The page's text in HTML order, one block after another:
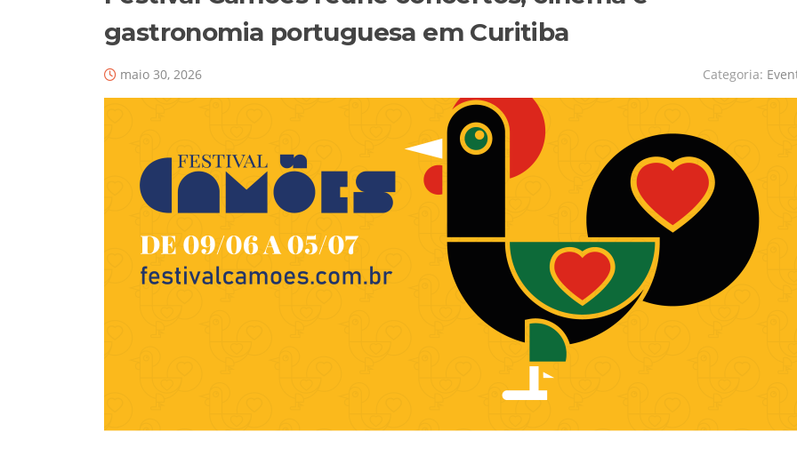
gastronomia portuguesa em Curitiba
maio 30, 2026 Categoria: